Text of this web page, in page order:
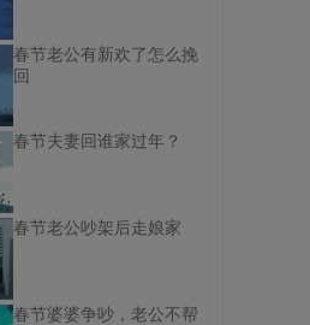
春节老公有新欢了怎么挽
回
春节夫妻回谁家过年？
春节老公吵架后走娘家
春节婆婆争吵，老公不帮